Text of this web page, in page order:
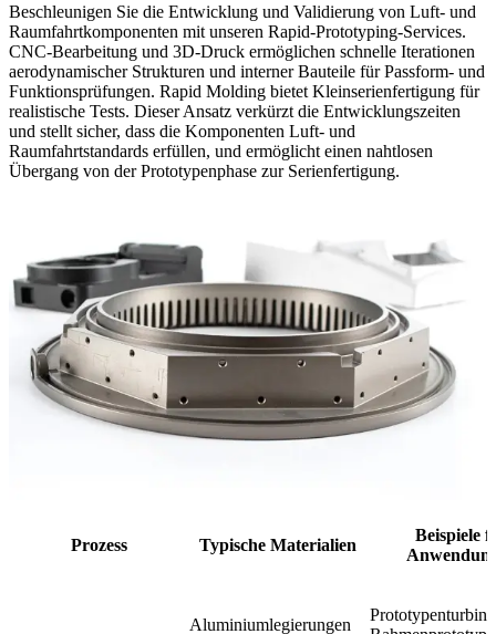
Beschleunigen Sie die Entwicklung und Validierung von Luft- und
Raumfahrtkomponenten mit unseren Rapid-Prototyping-Services.
CNC-Bearbeitung und 3D-Druck ermöglichen schnelle Iterationen
aerodynamischer Strukturen und interner Bauteile für Passform- und
Funktionsprüfungen. Rapid Molding bietet Kleinserienfertigung für
realistische Tests. Dieser Ansatz verkürzt die Entwicklungszeiten
und stellt sicher, dass die Komponenten Luft- und
Raumfahrtstandards erfüllen, und ermöglicht einen nahtlosen
Übergang von der Prototypenphase zur Serienfertigung.
Prozess Typische Materialien
Beispiele
Aluminiumlegierungen